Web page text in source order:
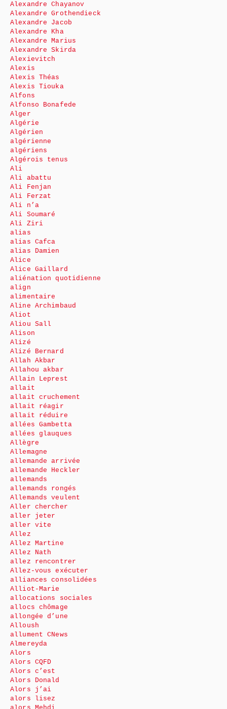
Alexandre Chayanov
Alexandre Grothendieck
Alexandre Jacob
Alexandre Kha
Alexandre Marius
Alexandre Skirda
Alexievitch
Alexis
Alexis Théas
Alexis Tiouka
Alfons
Alfonso Bonafede
Alger
Algérie
Algérien
algérienne
algériens
Algérois tenus
Ali
Ali abattu
Ali Fenjan
Ali Ferzat
Ali n’a
Ali Soumaré
Ali Ziri
alias
alias Cafca
alias Damien
Alice
Alice Gaillard
aliénation quotidienne
align
alimentaire
Aline Archimbaud
Aliot
Aliou Sall
Alison
Alizé
Alizé Bernard
Allah Akbar
Allahou akbar
Allain Leprest
allait
allait cruchement
allait réagir
allait réduire
allées Gambetta
allées glauques
Allègre
Allemagne
allemande arrivée
allemande Heckler
allemands
allemands rongés
Allemands veulent
Aller chercher
aller jeter
aller vite
Allez
Allez Martine
Allez Nath
allez rencontrer
Allez-vous exécuter
alliances consolidées
Alliot-Marie
allocations sociales
allocs chômage
allongée d’une
Alloush
allument CNews
Almereyda
Alors
Alors CQFD
Alors c’est
Alors Donald
Alors j’ai
alors lisez